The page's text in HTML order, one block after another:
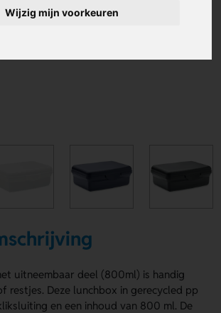
Wijzig mijn voorkeuren
uitneembaar deel (800ml) is handig
restjes. Deze lunchbox in gerecycled pp
en een inhoud van 800 ml. De